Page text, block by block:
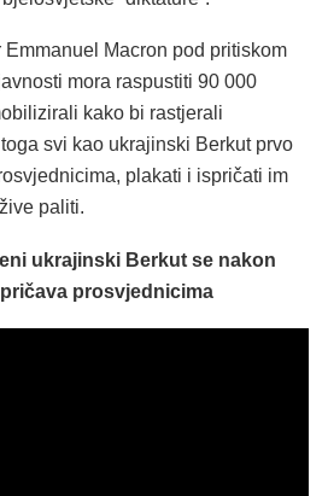
Emmanuel Macron pod pritiskom
mora raspustiti 90 000
kako bi rastjerali
svi kao ukrajinski Berkut prvo
plakati i ispričati im
paliti.
ukrajinski Berkut se nakon
prosvjednicima